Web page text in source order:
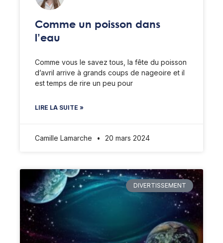
Comme un poisson dans
l’eau
Comme vous le savez tous, la fête du poisson
d’avril arrive à grands coups de nageoire et il
est temps de rire un peu pour
LIRE LA SUITE »
Camille Lamarche 20 mars 2024
DIVERTISSEMENT